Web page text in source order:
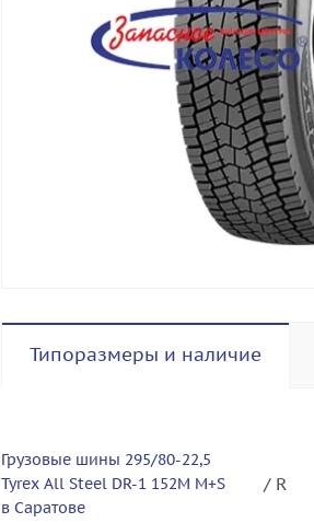
Типоразмеры и наличие
Грузовые шины 295/80-22,5
Tyrex All Steel DR-1 152M M+S
в Саратове
/ R